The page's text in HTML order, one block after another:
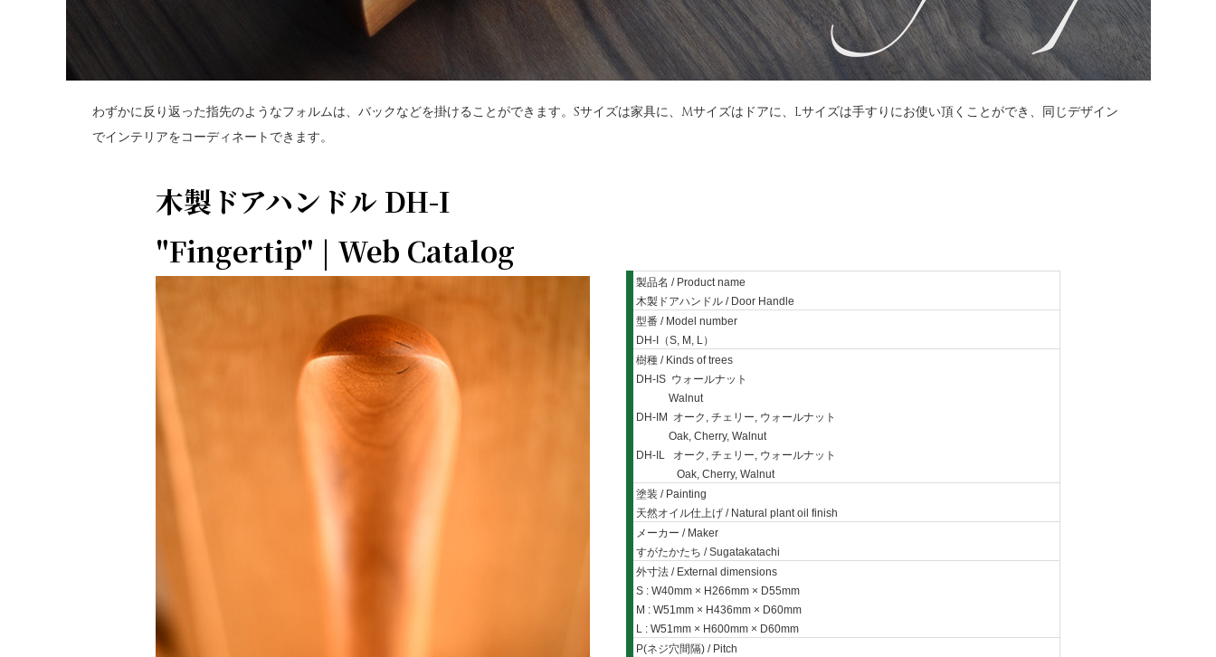
わずかに反り返った指先のようなフォルムは、バックなどを掛けることができます。Sサイズは家具に、Mサイズはドアに、Lサイズは手すりにお使い頂くことができ、同じデザイン
でインテリアをコーディネートできます。
木製ドアハンドル DH-I
"Fingertip" | Web Catalog
製品名 / Product name
木製ドアハンドル / Door Handle
型番 / Model number
DH-I（S, M, L）
樹種 / Kinds of trees
DH-IS ウォールナット
Walnut
DH-IM オーク, チェリー, ウォールナット
Oak, Cherry, Walnut
DH-IL オーク, チェリー, ウォールナット
Oak, Cherry, Walnut
塗装 / Painting
天然オイル仕上げ / Natural plant oil finish
メーカー / Maker
すがたかたち / Sugatakatachi
外寸法 / External dimensions
S : W40mm × H266mm × D55mm
M : W51mm × H436mm × D60mm
L : W51mm × H600mm × D60mm
P(ネジ穴間隔) / Pitch